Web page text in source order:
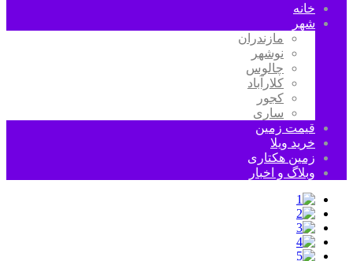
خانه
شهر
مازندران
نوشهر
چالوس
کلارآباد
کجور
ساری
قیمت زمین
خرید ویلا
زمین هکتاری
وبلاگ و اخبار